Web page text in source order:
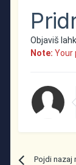
Objaviš
Note: Your
Pojdi nazaj